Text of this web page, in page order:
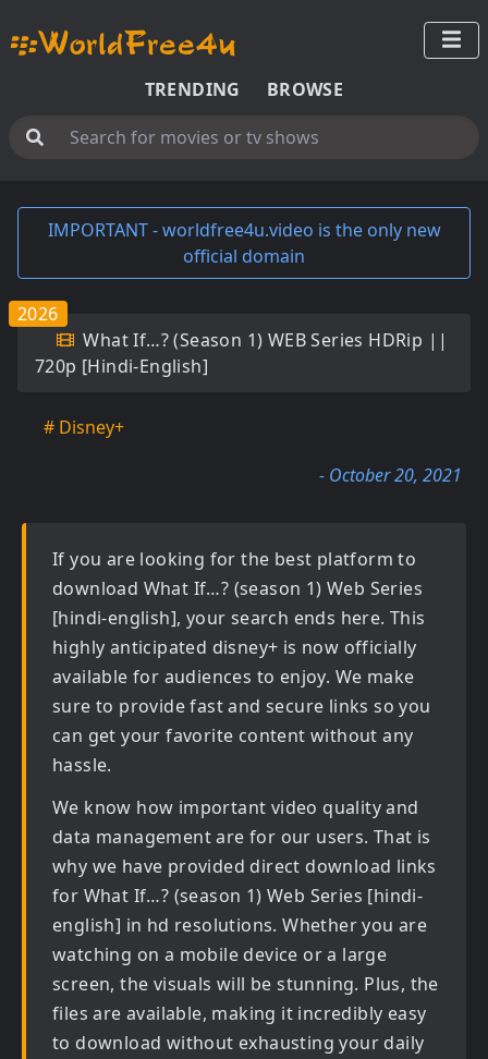
TRENDING BROWSE
IMPORTANT - worldfree4u.video is the only new
official domain
What If…? (Season 1) WEB Series HDRip ||
720p [Hindi-English]
2026
# Disney+
- October 20, 2021
If you are looking for the best platform to
download What If…? (season 1) Web Series
[hindi-english], your search ends here. This
highly anticipated disney+ is now officially
available for audiences to enjoy. We make
sure to provide fast and secure links so you
can get your favorite content without any
hassle.
We know how important video quality and
data management are for our users. That is
why we have provided direct download links
for What If…? (season 1) Web Series [hindi-
english] in hd resolutions. Whether you are
watching on a mobile device or a large
screen, the visuals will be stunning. Plus, the
files are available, making it incredibly easy
to download without exhausting your daily